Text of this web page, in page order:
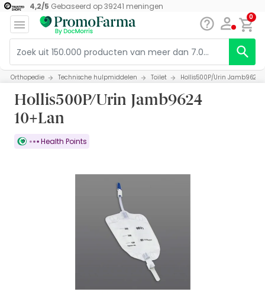
4,2/5 Gebaseerd op39241 meningen
0
Orthopedie Technische hulpmiddelen Toilet Hollis500P/Urin Jamb9624
Hollis500P/Urin Jamb9624
10+Lan
Health Points